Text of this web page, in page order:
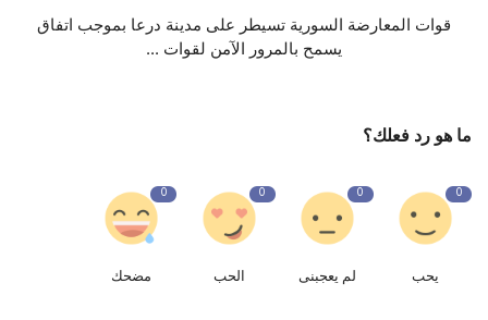
قوات المعارضة السورية تسيطر على مدينة درعا بموجب اتفاق
يسمح بالمرور الآمن لقوات ...
ما هو رد فعلك؟
0
يحب
0
لم يعجبنى
0
الحب
0
مضحك